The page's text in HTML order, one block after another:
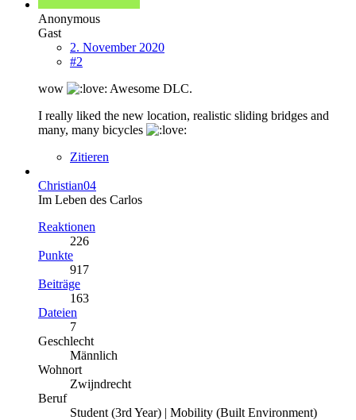
Anonymous
Gast
2. November 2020
#2
wow
Awesome DLC.
I really liked the new location, realistic sliding bridges and
many, many bicycles
Zitieren
Christian04
Im Leben des Carlos
Reaktionen
226
Punkte
917
Beiträge
163
Dateien
7
Geschlecht
Männlich
Wohnort
Zwijndrecht
Beruf
Student (3rd Year) | Mobility (Built Environment)